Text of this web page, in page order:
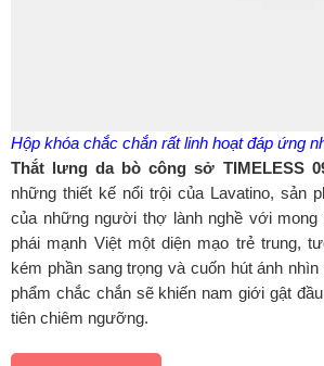
Hộp khóa chắc chắn rất linh hoạt đáp ứng
Thắt lưng da bò công sở TIMELESS
những thiết kế nổi trội của Lavatino, sản
của những người thợ lành nghề với mong
phái mạnh Việt một diện mạo trẻ trung,
kém phần sang trọng và cuốn hút ánh
phẩm chắc chắn sẽ khiến nam giới gật
tiên chiêm ngưỡng.